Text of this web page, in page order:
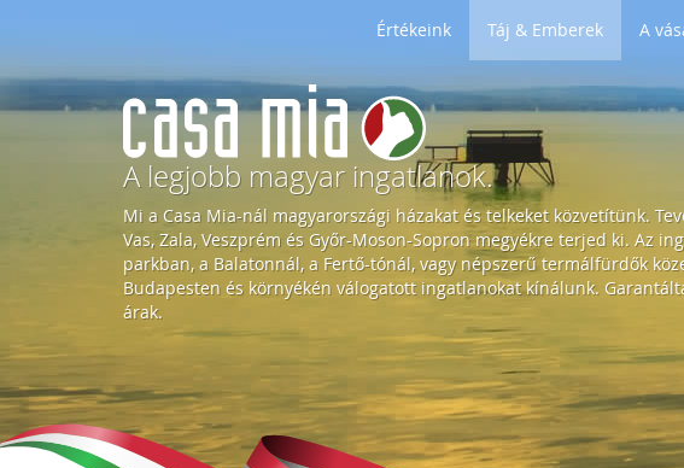
Értékeink Táj & Emberek A
H
o
m
e
A legjobb magyar ingatlanok.
Mi a Casa Mia-nál magyarországi házakat és telkeket közvetítünk.
Vas, Zala, Veszprém és Győr-Moson-Sopron megyékre terjed ki. Az
parkban, a Balatonnál, a Fertő-tónál, vagy népszerű termálfürdők
Budapesten és környékén válogatott ingatlanokat kínálunk.
árak.